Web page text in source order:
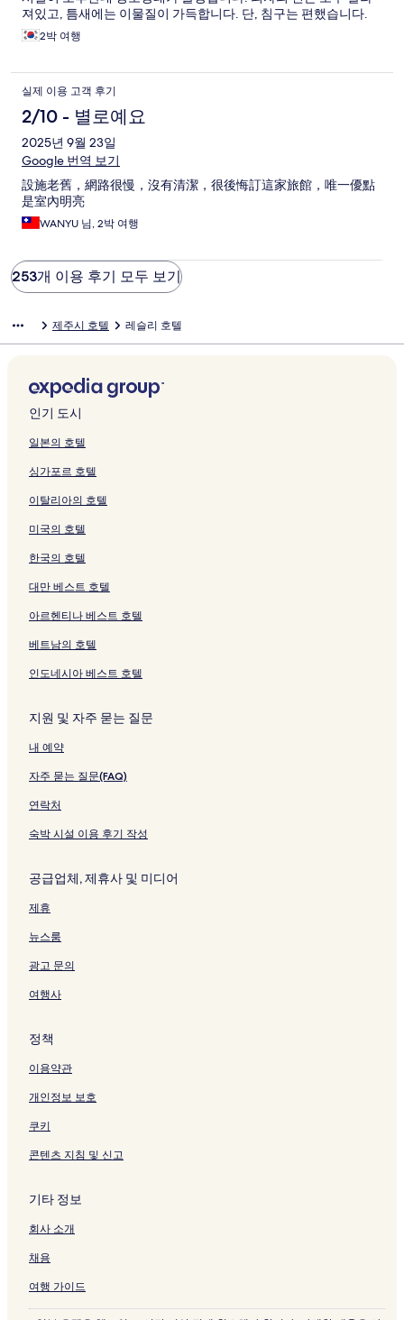
져있고, 틈새에는 이물질이 가득합니다. 단, 침구는 편했습니다.
2박 여행
실제 이용 고객 후기
2/10 - 별로예요
2025년 9월 23일
Google 번역 보기
設施老舊，網路很慢，沒有清潔，很後悔訂這家旅館，唯一優點
是室內明亮
WANYU 님, 2박 여행
253개 이용 후기 모두 보기
제주시 호텔 레슬리 호텔
인기 도시
일본의 호텔
싱가포르 호텔
이탈리아의 호텔
미국의 호텔
한국의 호텔
대만 베스트 호텔
아르헨티나 베스트 호텔
베트남의 호텔
인도네시아 베스트 호텔
지원 및 자주 묻는 질문
내 예약
자주 묻는 질문(FAQ)
연락처
숙박 시설 이용 후기 작성
공급업체, 제휴사 및 미디어
제휴
뉴스룸
광고 문의
여행사
정책
이용약관
개인정보 보호
쿠키
콘텐츠 지침 및 신고
기타 정보
회사 소개
채용
여행 가이드